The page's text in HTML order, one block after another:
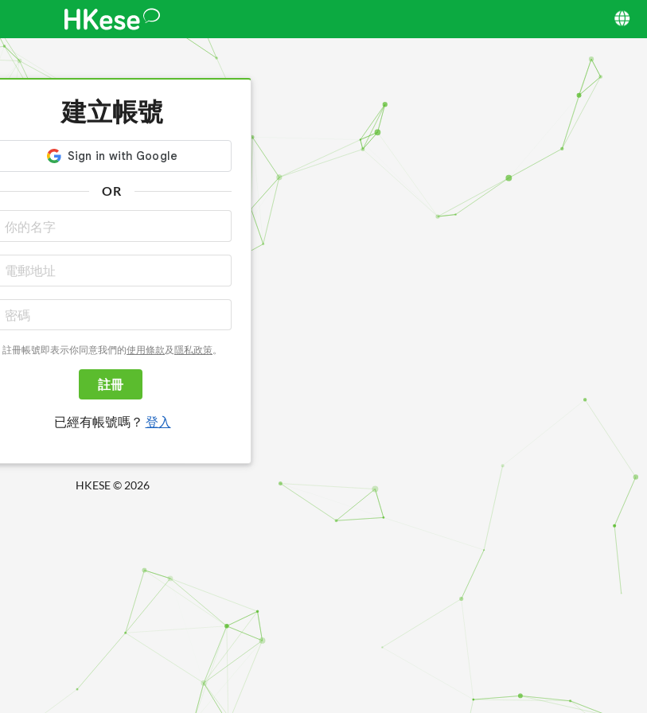
建立帳號
OR
註冊帳號即表示你同意我們的使用條款及隱私政策。
註冊
已經有帳號嗎？ 登入
HKESE © 2026